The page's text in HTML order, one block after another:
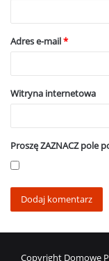
Adres e-mail*
Witryna internetowa
Proszę ZAZNACZ pole
Copyright Domowe